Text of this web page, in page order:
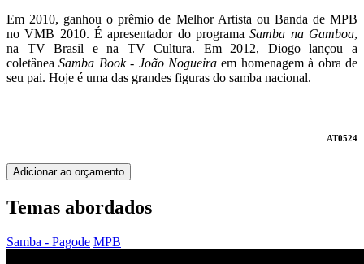
Em 2010, ganhou o prêmio de Melhor Artista ou Banda de MPB
no VMB 2010. É apresentador do programaSamba na Gamboa,
na TV Brasil e na TV Cultura. Em 2012, Diogo lançou a
coletâneaSamba Book - João Nogueira em homenagem à obra de
seu pai. Hoje é uma das grandes figuras do samba nacional.
AT0524
Adicionar ao orçamento
Temas abordados
Samba - Pagode MPB